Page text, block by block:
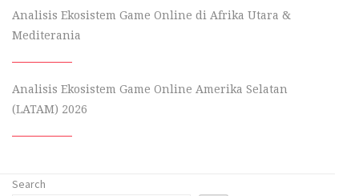
Analisis Ekosistem Game Online di Afrika Utara &
Mediterania
Analisis Ekosistem Game Online Amerika Selatan
(LATAM) 2026
Search